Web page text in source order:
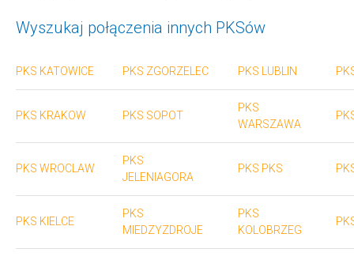
Wyszukaj połączenia innych PKSów
PKS KATOWICE PKS ZGORZELEC PKS LUBLIN
PKS KRAKOW PKS SOPOT
PKS
WARSZAWA
PKS WROCLAW
PKS
JELENIAGORA
PKS PKS
PKS KIELCE
PKS
MIEDZYZDROJE
PKS
KOLOBRZEG